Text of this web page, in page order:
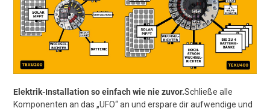
Elektrik-Installation so einfach wie nie zuvor.Schließe alle
Komponenten an das „UFO“ an und erspare dir aufwendige und